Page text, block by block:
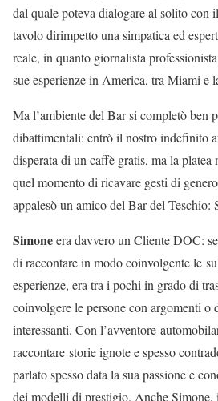
dal quale poteva dialogare al solito con
tavolo dirimpetto una simpatica ed
reale, in quanto giornalista
sue esperienze in America, tra Miami e
Ma l’ambiente del Bar si completò ben
dibattimentali: entrò il nostro indefinito
disperata di un caffè gratis, ma la
quel momento di ricavare gesti di
appalesò un amico del Bar del Teschio:
Simoneera davvero un Cliente DOC:
di raccontare in modo coinvolgente le
esperienze, era tra i pochi in grado di
coinvolgere le persone con argomenti o
interessanti. Con l’avventore
raccontare storie ignote e spesso
parlato spesso data la sua passione e
dei modelli di prestigio. Anche Simone,